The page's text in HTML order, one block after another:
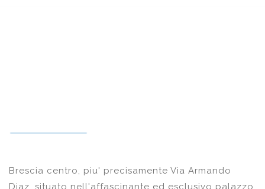
Brescia centro, piu' precisamente Via Armando
Diaz, situato nell'affascinante ed esclusivo palazzo